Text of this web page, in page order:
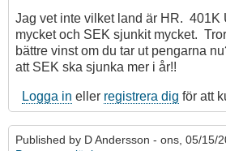
Jag vet inte vilket land är HR.
mycket och SEK sjunkit mycket.
bättre vinst om du tar ut pengarna
att SEK ska sjunka mer i år!!
Logga in eller registrera dig för att
Published by D Andersson - ons, 05/15/